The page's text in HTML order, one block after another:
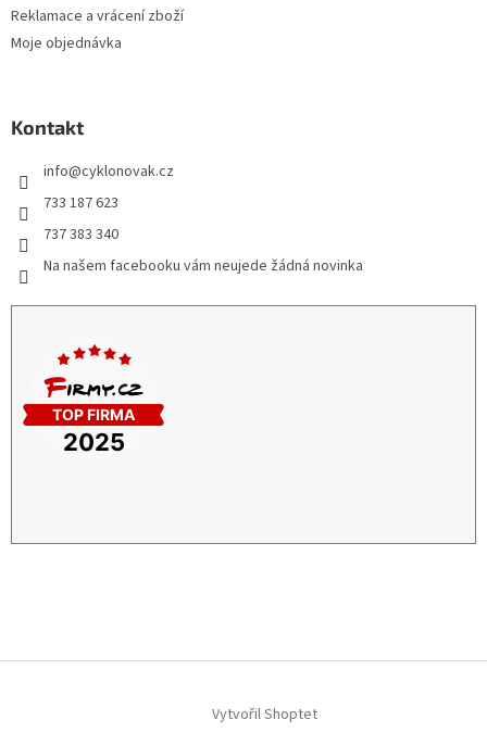
Reklamace a vrácení zboží
Moje objednávka
Kontakt
info@cyklonovak.cz
733 187 623
737 383 340
Na našem facebooku vám neujede žádná novinka
Vytvořil Shoptet